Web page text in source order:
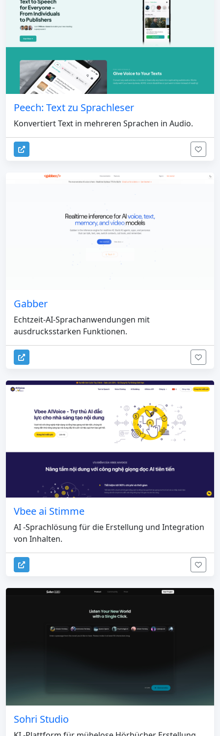
Peech: Text zu Sprachleser
Konvertiert Text in mehreren Sprachen in Audio.
Gabber
Echtzeit-AI-Sprachanwendungen mit
ausdrucksstarken Funktionen.
Vbee ai Stimme
AI -Sprachlösung für die Erstellung und Integration
von Inhalten.
Sohri Studio